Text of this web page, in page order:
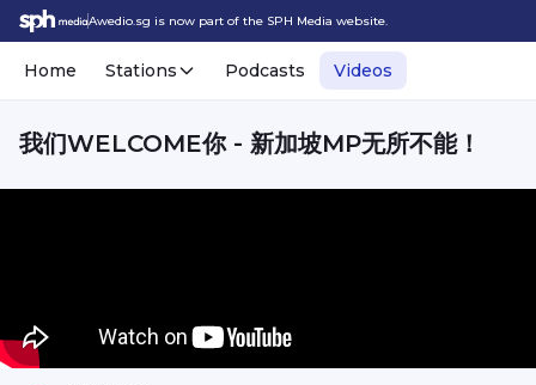
Awedio.sg is now part of the SPH Media website.
Home Stations Podcasts Videos
我们WELCOME你 - 新加坡MP无所不能！